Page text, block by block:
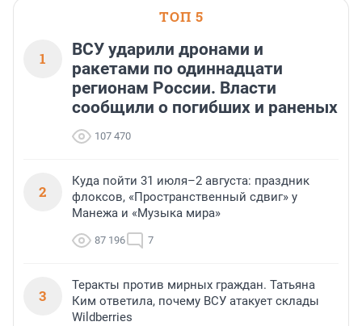
ТОП 5
1
ВСУ ударили дронами и
ракетами по одиннадцати
регионам России. Власти
сообщили о погибших и раненых
107 470
2
Куда пойти 31 июля–2 августа: праздник
флоксов, «Пространственный сдвиг» у
Манежа и «Музыка мира»
87 196 7
3
Теракты против мирных граждан. Татьяна
Ким ответила, почему ВСУ атакует склады
Wildberries